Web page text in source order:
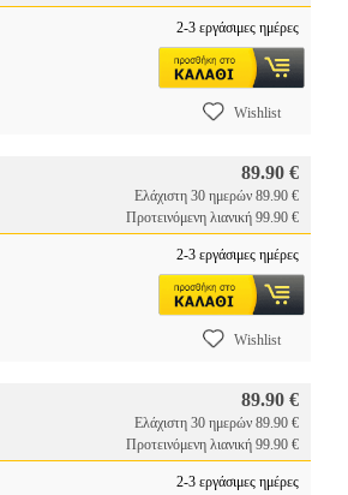
2-3 εργάσιμες ημέρες
Wishlist
89.90 €
Ελάχιστη 30 ημερών 89.90 €
Προτεινόμενη λιανική 99.90 €
2-3 εργάσιμες ημέρες
Wishlist
89.90 €
Ελάχιστη 30 ημερών 89.90 €
Προτεινόμενη λιανική 99.90 €
2-3 εργάσιμες ημέρες